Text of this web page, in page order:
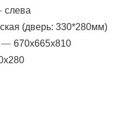
слева
(дверь: 330*280мм)
— 670x665x810